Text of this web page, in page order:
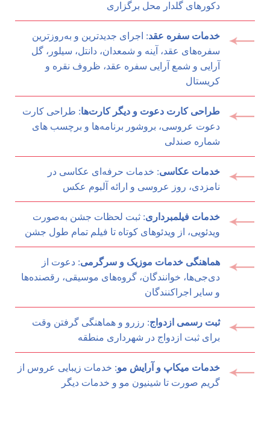
دکورهای گلدار محل برگزاری
خدمات سفره عقد: اجرای جدیدترین و به‌روزترین
سفره‌های عقد، آینه و شمعدان، دانتل، سیلور، گل
آرایی و شمع آرایی سفره عقد، ظروف نقره و
کریستال
طراحی کارت دعوت و دیگر کارت‌ها: طراحی کارت
دعوت عروسی، بروشور برنامه‌ها و برچسب های
شماره صندلی
خدمات عکاسی: خدمات حرفه‌ای عکاسی در
نامزدی، روز عروسی و ارائه آلبوم عکس
خدمات فیلمبرداری: ثبت لحظات جشن به‌صورت
ویدئویی، از ویدئوهای کوتاه تا فیلم تمام طول جشن
هماهنگی خدمات موزیک و سرگرمی: دعوت از
دی‌جی‌ها، خوانندگان، گروه‌های موسیقی، رقصنده‌ها
و سایر اجراکنندگان
ثبت رسمی ازدواج: رزرو و هماهنگی گرفتن وقت
برای ثبت ازدواج در شهرداری منطقه
خدمات میکاپ و آرایش مو: خدمات زیبایی عروس از
گریم صورت تا شینیون مو و خدمات دیگر